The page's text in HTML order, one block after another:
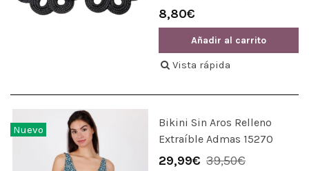
8,80€
Añadir al carrito
Vista rápida
Nuevo
Bikini Sin Aros Relleno
Extraíble Admas 15270
29,99€ 39,50€